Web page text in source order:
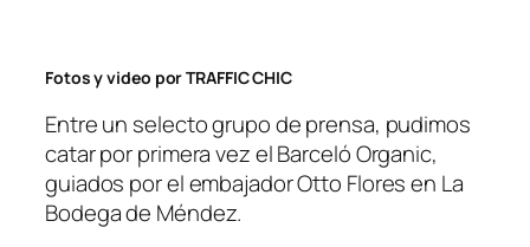
Fotos y video por TRAFFIC CHIC
Entre un selecto grupo de prensa, pudimos
catar por primera vez el Barceló Organic,
guiados por el embajador Otto Flores en La
Bodega de Méndez.